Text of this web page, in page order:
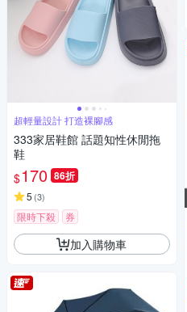
超輕量設計 打造裸腳感
333家居鞋館 話題知性休閒拖
鞋
$170 86折
5 (3)
限時下殺 券
加入購物車